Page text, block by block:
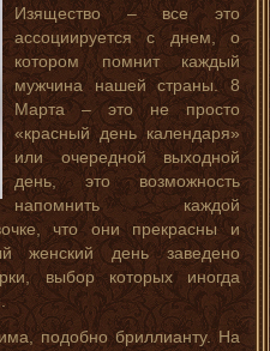
Изящество – все это
ассоциируется с днем, о
котором помнит каждый
мужчина нашей страны. 8
Марта – это не просто
«красный день календаря»
или очередной выходной
день, это возможность
напомнить каждой
что они прекрасны и
женский день заведено
выбор которых иногда
подобно бриллианту. На